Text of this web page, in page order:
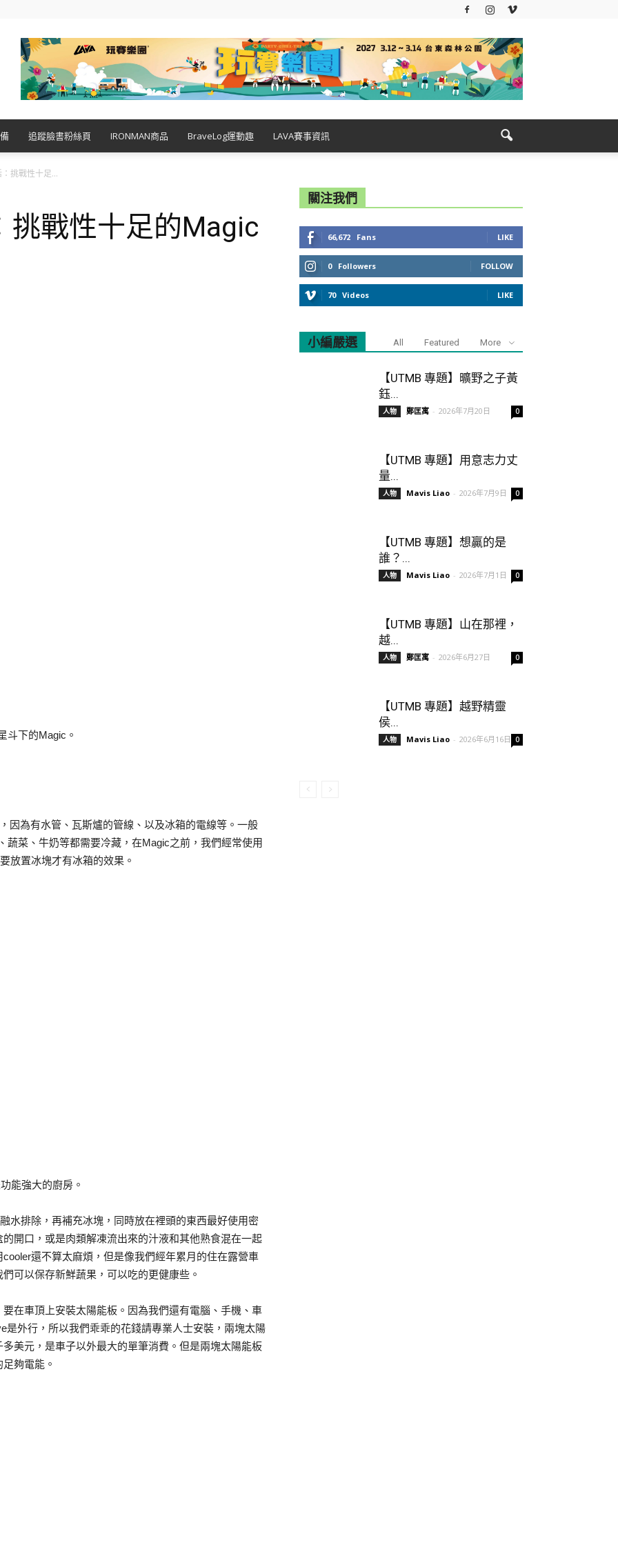
追蹤臉書粉絲頁 IRONMAN商品 BraveLog運動趣 LAVA賽事資訊
挑戰性十足...
挑戰性十足的Magic
斗下的Magic。
因為有水管、瓦斯爐的管線、以及冰箱的電線等。一般
蔬菜、牛奶等都需要冷藏，在Magic之前，我們經常使用
放置冰塊才有冰箱的效果。
能強大的廚房。
水排除，再補充冰塊，同時放在裡頭的東西最好使用密
開口，或是肉類解凍流出來的汁液和其他熟食混在一起
還不算太麻煩，但是像我們經年累月的住在露營車
可以保存新鮮蔬果，可以吃的更健康些。
在車頂上安裝太陽能板。因為我們還有電腦、手機、車
外行，所以我們乖乖的花錢請專業人士安裝，兩塊太陽
美元，是車子以外最大的單筆消費。但是兩塊太陽能板
夠電能。
關注我們
66,672 Fans LIKE
0 Followers FOLLOW
70 Videos LIKE
小編嚴選 All Featured More
【UTMB 專題】曠野之子黃
鈺...
人物 鄭匡寓 - 2026年7月20日 0
【UTMB 專題】用意志力丈
量...
人物 Mavis Liao - 2026年7月9日 0
【UTMB 專題】想贏的是
誰？...
人物 Mavis Liao - 2026年7月1日 0
【UTMB 專題】山在那裡，
越...
人物 鄭匡寓 - 2026年6月27日 0
【UTMB 專題】越野精靈
侯...
人物 Mavis Liao - 2026年6月16日 0